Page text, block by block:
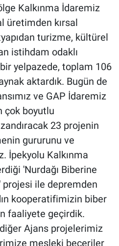
Kalkınma İdaremiz
üretimden kırsal
turizme, kültürel
istihdam odaklı
yelpazede, toplam 106
aktardık. Bugün de
ve GAP İdaremiz
çok boyutlu
23 projenin
gururunu ve
İpekyolu Kalkınma
'Nurdağı Biberine
projesi ile depremden
kooperatifimizin biber
faaliyete geçirdik.
diğer Ajans projelerimiz
mesleki beceriler